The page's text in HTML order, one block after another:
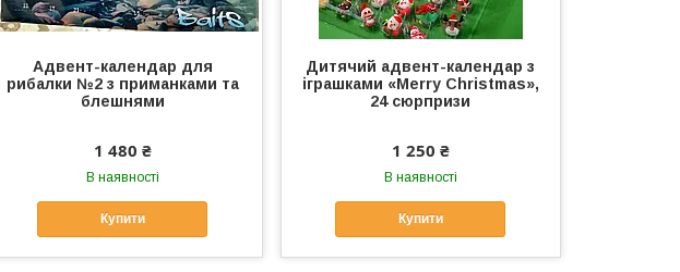
Адвент-календар для
рибалки №2 з приманками та
блешнями
1 480 ₴
В наявності
Купити
Дитячий адвент-календар з
іграшками «Merry Christmas»,
24 сюрпризи
1 250 ₴
В наявності
Купити